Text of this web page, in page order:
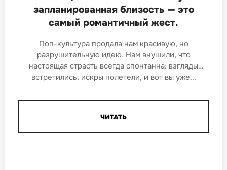
запланированная близость — это
самый романтичный жест.
Поп-культура продала нам красивую, но
разрушительную идею. Нам внушили, что
настоящая страсть всегда спонтанна: взгляды
встретились, искры полетели, и вот вы уже...
ЧИТАТЬ